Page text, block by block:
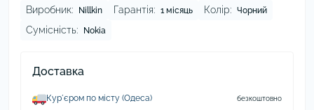
Виробник: Nillkin Гарантія: 1 місяць Колір: Чорний
Сумісність: Nokia
Доставка
Курʼєром по місту (Одеса) безкоштовно